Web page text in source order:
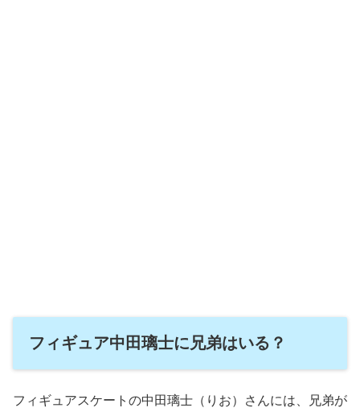
フィギュア中田璃士に兄弟はいる？
フィギュアスケートの中田璃士（りお）さんには、兄弟が